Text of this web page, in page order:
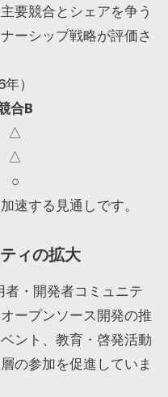
要競合とシェアを争う
ーシップ戦略が評価さ
）
合B
△
△
○
速する見通しです。
ィの拡大
・開発者コミュニテ
ープンソース開発の推
ント、教育・啓発活動
の参加を促進していま